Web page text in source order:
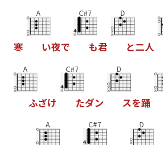
寒
A
い夜で
C#7
も君
D
と二人
A
ふざけ
C#7
たダン
D
スを踊
A C#7 D